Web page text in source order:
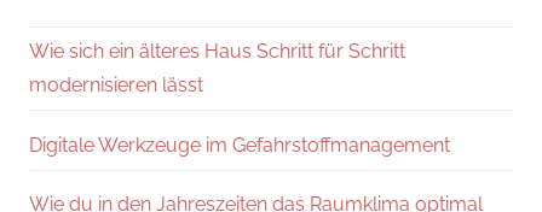
Wie sich ein älteres Haus Schritt für Schritt
modernisieren lässt
Digitale Werkzeuge im Gefahrstoffmanagement
Wie du in den Jahreszeiten das Raumklima optimal